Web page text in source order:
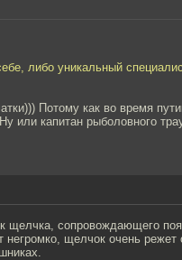
либо уникальный
Потому как во время
или капитан рыболовного
щелчка, сопровождающего
негромко, щелчок очень режет